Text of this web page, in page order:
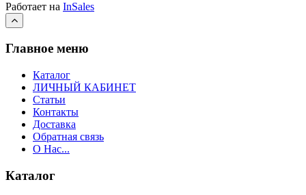
Работает на InSales
Главное меню
Каталог
ЛИЧНЫЙ КАБИНЕТ
Статьи
Контакты
Доставка
Обратная связь
О Нас...
Каталог